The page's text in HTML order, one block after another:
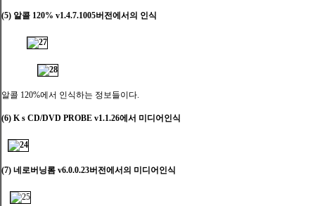
(5) 알콜 120% v1.4.7.1005버전에서의 인식
알콜 120%에서 인식하는 정보들이다.
(6) K s CD/DVD PROBE v1.1.26에서 미디어인식
(7) 네로버닝롬 v6.0.0.23버전에서의 미디어인식